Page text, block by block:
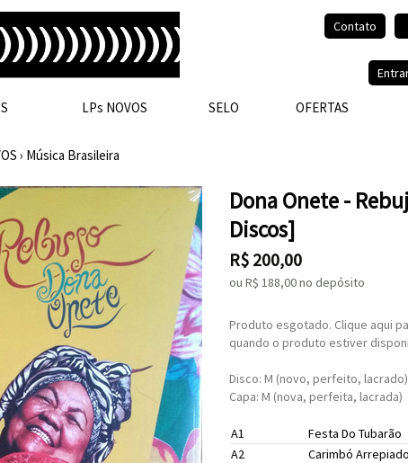
Contato
LPs NOVOS SELO OFERTAS
› Música Brasileira
Dona Onete -
Discos]
R$ 200,00
ou R$ 188,00no depósito
Produto esgotado. Clique aqui
quando o produto estiver
Disco: M (novo, perfeito, lacrado)
Capa: M (nova, perfeita, lacrada)
A1
Festa Do Tubarão
A2
Carimbó